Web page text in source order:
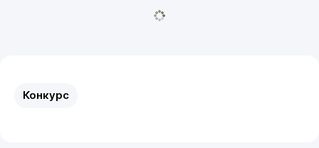
Конкурс